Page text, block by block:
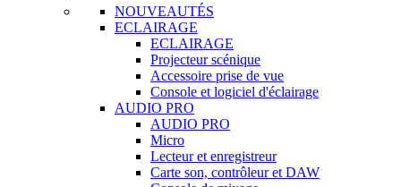
NOUVEAUTÉS
ECLAIRAGE
ECLAIRAGE
Projecteur scénique
Accessoire prise de vue
Console et logiciel d'éclairage
AUDIO PRO
AUDIO PRO
Micro
Lecteur et enregistreur
Carte son, contrôleur et DAW